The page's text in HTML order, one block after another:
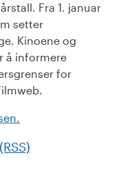
Fra 1. januar
setter
Kinoene og
å informere
for